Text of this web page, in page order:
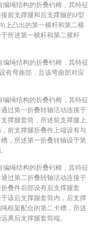
编绳结构的折叠钓椅，其特征
前支撑腿和后支撑腿的U型
上凸出的第一横杆和第二横
所述第一横杆和第二横杆
编绳结构的折叠钓椅，其特征
有弯曲部，且该弯曲部对应
编绳结构的折叠钓椅，其特征
过第一折叠转轴活动连接于
撑腿套筒，所述前支撑腿上
前支撑腿折叠件上端设有与
，所述第一折叠转轴设于第
编绳结构的折叠钓椅，其特征
过第二折叠转轴活动连接于
叠件后部设有后支撑腿套
该后支撑腿套筒内，后支撑
框架配合的第二卡槽，所述
离后支撑腿套筒端。